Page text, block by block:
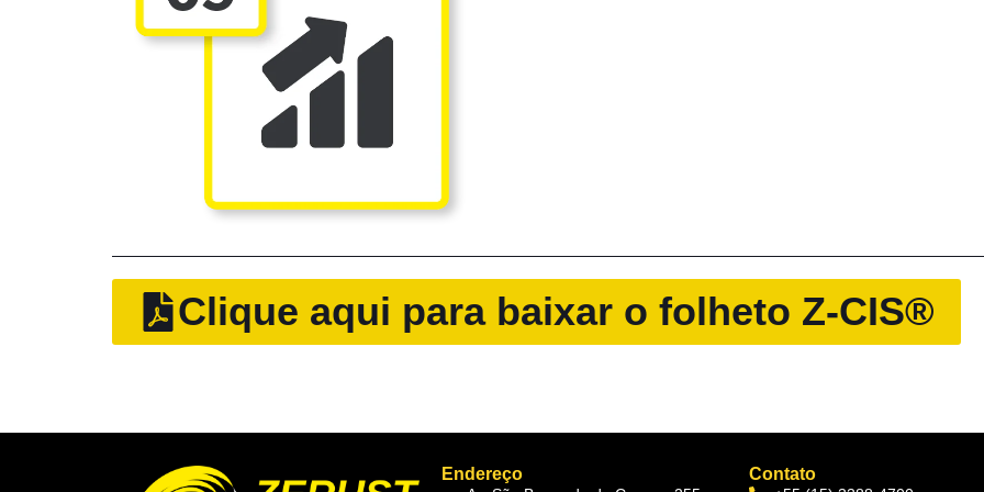
Clique aqui para baixar o folheto Z-CIS®
Endereço Contato